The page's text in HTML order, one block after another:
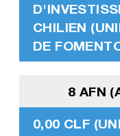
CHILIEN
DE
8 AFN
0,00 CLF